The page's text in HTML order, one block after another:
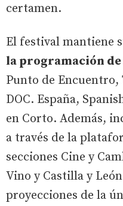
certamen.
El festival mantiene
la programación
Punto de
DOC. España,
en Corto. Además,
a través de la
secciones Cine y
Vino y Castilla y
proyecciones de la